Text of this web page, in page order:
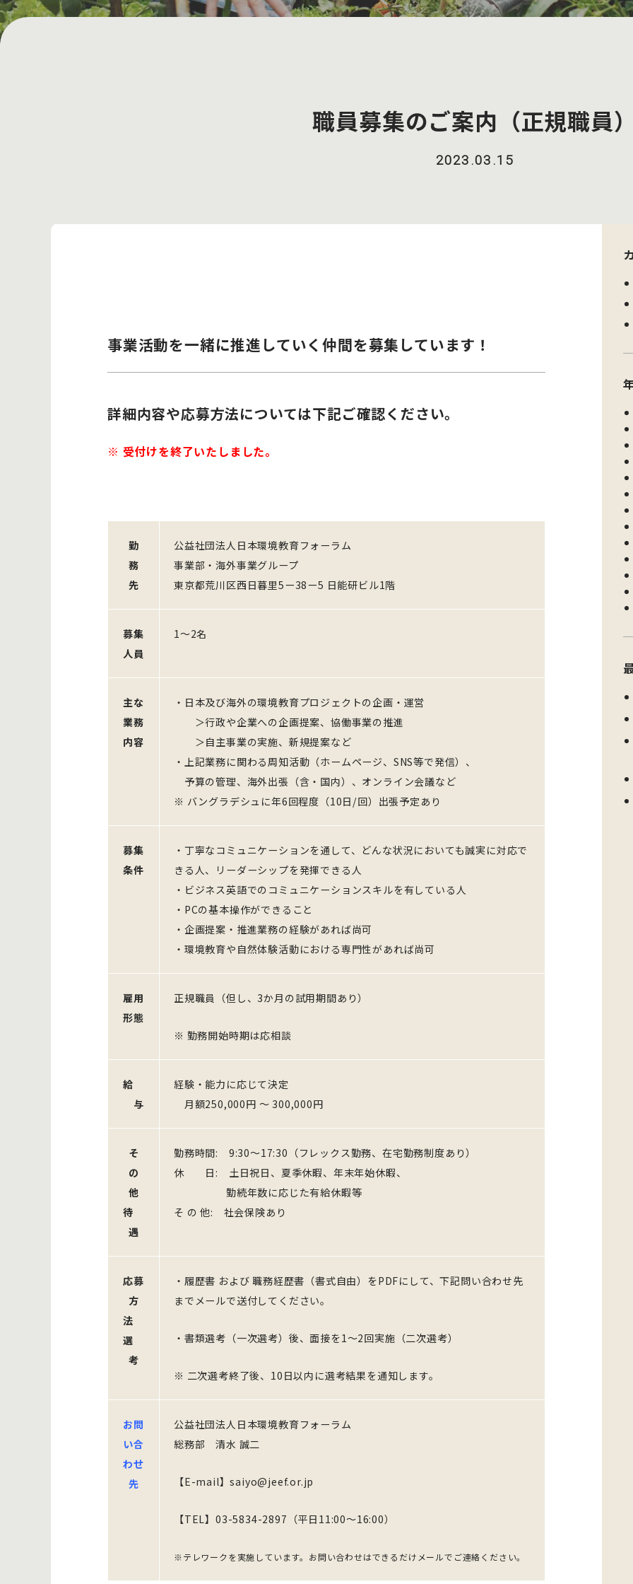
職員募集のご案内（正規職員
2023.03.15
事業活動を一緒に推進していく仲間を募集しています！
詳細内容や応募方法については下記ご確認ください。
※ 受付けを終了いたしました。
勤
務
先
公益社団法人日本環境教育フォーラム
事業部・海外事業グループ
東京都荒川区西日暮里5ー38ー5 日能研ビル1階
募集
人員
1〜2名
主な
業務
内容
・日本及び海外の環境教育プロジェクトの企画・運営
＞行政や企業への企画提案、協働事業の推進
＞自主事業の実施、新規提案など
・上記業務に関わる周知活動（ホームページ、SNS等で発信）、
予算の管理、海外出張（含・国内）、オンライン会議など
※ バングラデシュに年6回程度（10日/回）出張予定あり
募集
条件
・丁寧なコミュニケーションを通して、どんな状況においても誠実に対応で
きる人、リーダーシップを発揮できる人
・ビジネス英語でのコミュニケーションスキルを有している人
・PCの基本操作ができること
・企画提案・推進業務の経験があれば尚可
・環境教育や自然体験活動における専門性があれば尚可
雇用
形態
正規職員（但し、3か月の試用期間あり）
※ 勤務開始時期は応相談
給
与
経験・能力に応じて決定
月額250,000円 ～ 300,000円
そ
の
他
待
遇
勤務時間: 9:30～17:30（フレックス勤務、在宅勤務制度あり）
休 日: 土日祝日、夏季休暇、年末年始休暇、
勤続年数に応じた有給休暇等
そ の 他: 社会保険あり
応募
方
法
選
考
・履歴書 および 職務経歴書（書式自由）をPDFにして、下記問い合わせ先
までメールで送付してください。
・書類選考（一次選考）後、面接を1～2回実施（二次選考）
※ 二次選考終了後、10日以内に選考結果を通知します。
お問
い合
わせ
先
公益社団法人日本環境教育フォーラム
総務部 清水 誠二
【E-mail】saiyo@jeef.or.jp
【TEL】03-5834-2897（平日11:00～16:00）
※テレワークを実施しています。お問い合わせはできるだけメールでご連絡ください。